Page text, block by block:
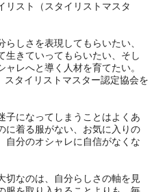
リスト（スタイリストマスタ
しさを表現してもらいたい、
生きていってもらいたい、そし
レへと導く人材を育てたい。
タイリストマスター認定協会を
子になってしまうことはよくあ
に着る服がない、お気に入りの
自分のオシャレに自信がなくな
切なのは、自分らしさの軸を見